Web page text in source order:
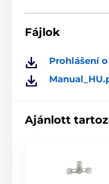
6 szinten állítható.
A
miniatűr kijelzőn
Fájlok
Prohlášení
Ajánlott